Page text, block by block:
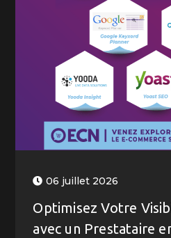
06 juillet 2026
Optimisez Votre
avec un Prestataire